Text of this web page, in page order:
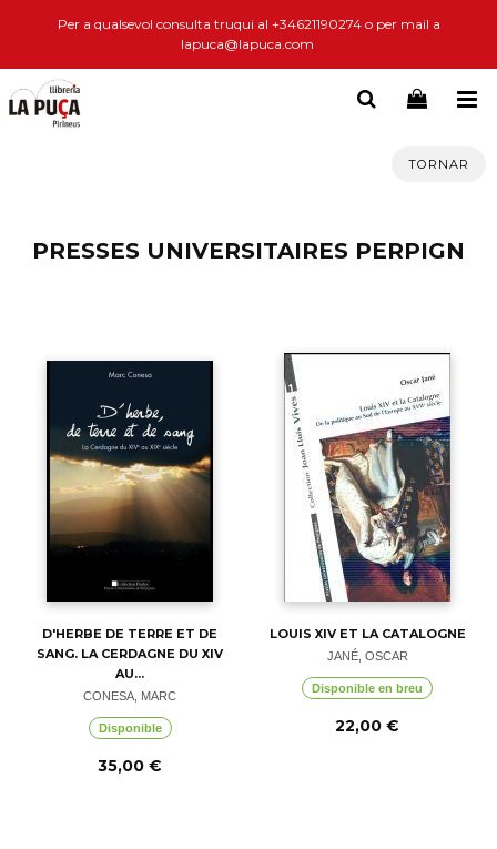
Per a qualsevol consulta truqui al +34621190274 o per mail a
lapuca@lapuca.com
TORNAR
PRESSES UNIVERSITAIRES PERPIGN
D'HERBE DE TERRE ET DE
SANG. LA CERDAGNE DU XIV
AU...
CONESA, MARC
Disponible
35,00 €
LOUIS XIV ET LA CATALOGNE
JANÉ, OSCAR
Disponible en breu
22,00 €